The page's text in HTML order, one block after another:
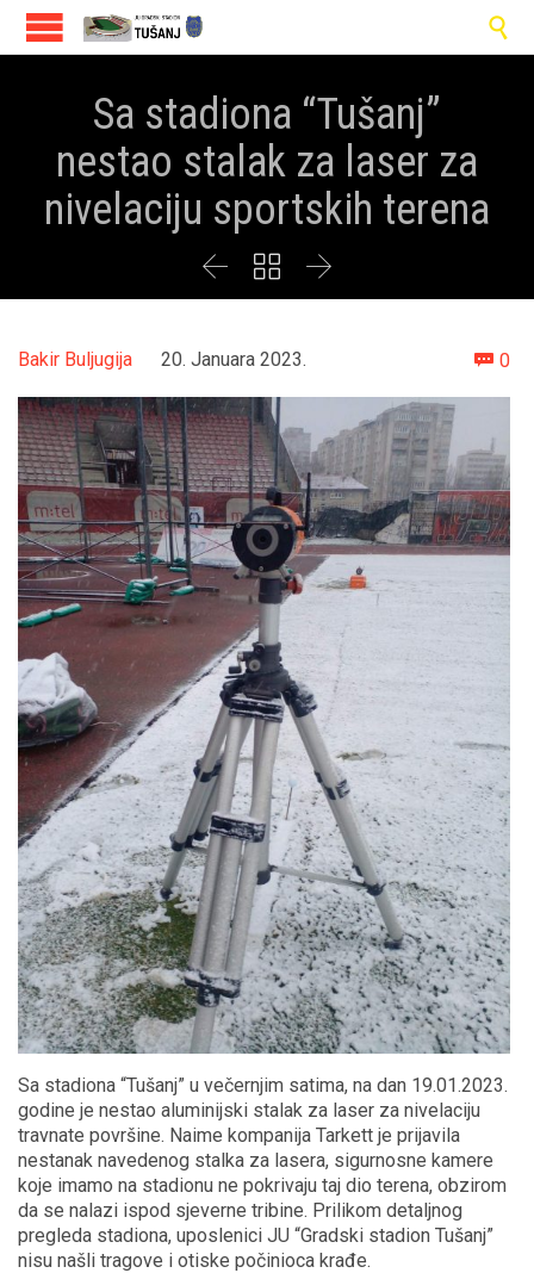

Sa stadiona “Tušanj”
nestao stalak za laser za
nivelaciju sportskih terena
  
Bakir Buljugija 20. Januara 2023.  0
Sa stadiona “Tušanj” u večernjim satima, na dan 19.01.2023.
godine je nestao aluminijski stalak za laser za nivelaciju
travnate površine. Naime kompanija Tarkett je prijavila
nestanak navedenog stalka za lasera, sigurnosne kamere
koje imamo na stadionu ne pokrivaju taj dio terena, obzirom
da se nalazi ispod sjeverne tribine. Prilikom detaljnog
pregleda stadiona, uposlenici JU “Gradski stadion Tušanj”
nisu našli tragove i otiske počinioca krađe.